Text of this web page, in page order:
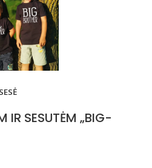
IR SESUTĖM „BIG-